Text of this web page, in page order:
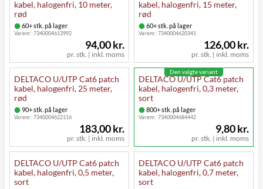
kabel, halogenfri, 10 meter,
rød
60+ stk. på lager
Varenr.:7340004613992
pr. stk. | inkl. moms
94,00 kr.
kabel, halogenfri, 15 meter,
rød
60+ stk. på lager
Varenr.:7340004620341
pr. stk. | inkl. moms
126,00 kr.
DELTACO U/UTP Cat6 patch
kabel, halogenfri, 25 meter,
rød
90+ stk. på lager
Varenr.:7340004622116
pr. stk. | inkl. moms
183,00 kr.
DELTACO U/UTP Cat6 patch
kabel, halogenfri, 0,3 meter,
sort
800+ stk. på lager
Varenr.:7340004684442
pr. stk. | inkl. moms
9,80 kr.
Den valgte variant
DELTACO U/UTP Cat6 patch
kabel, halogenfri, 0,5 meter,
sort
DELTACO U/UTP Cat6 patch
kabel, halogenfri, 0,7 meter,
sort